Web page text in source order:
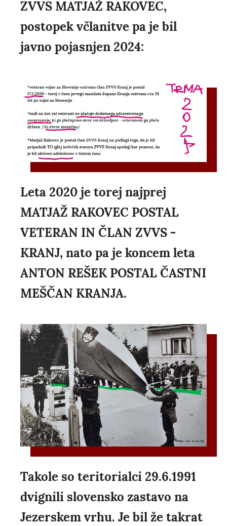
ZVVS MATJAŽ RAKOVEC,
postopek včlanitve pa je bil
javno pojasnjen 2024:
Leta 2020 je torej najprej
MATJAŽ RAKOVEC POSTAL
VETERAN IN ČLAN ZVVS -
KRANJ, nato pa je koncem leta
ANTON REŠEK POSTAL ČASTNI
MEŠČAN KRANJA.
Takole so teritorialci 29.6.1991
dvignili slovensko zastavo na
Jezerskem vrhu. Je bil že takrat